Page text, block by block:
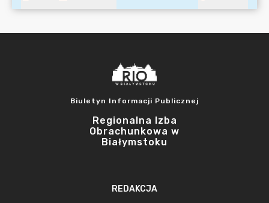
Biuletyn Informacji Publicznej
Regionalna Izba
Obrachunkowa w
Białymstoku
REDAKCJA